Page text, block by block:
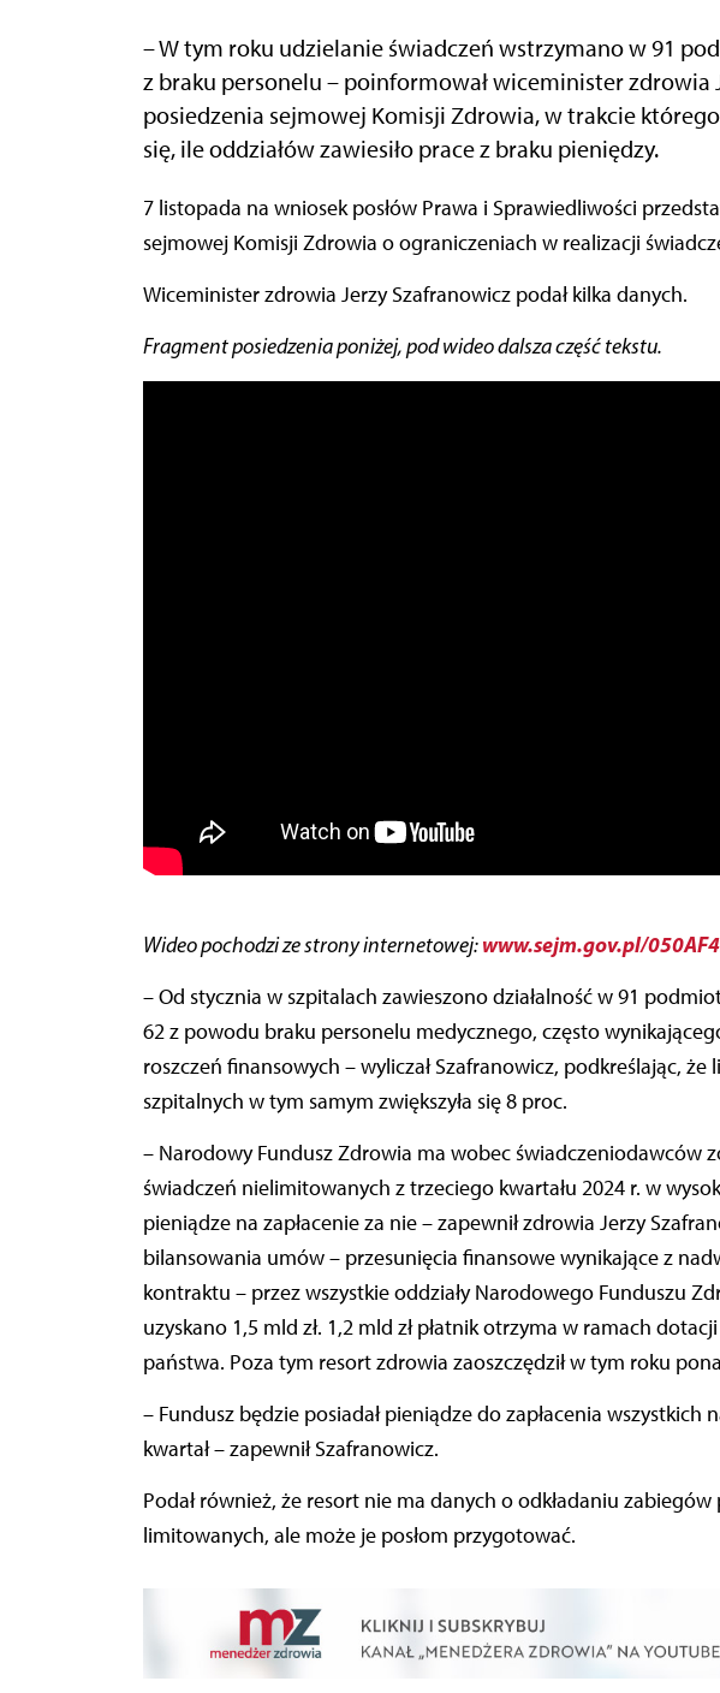
– W tym roku udzielanie świadczeń wstrzymano w 91
z braku personelu – poinformował wiceminister zdrowia
posiedzenia sejmowej Komisji Zdrowia, w trakcie
się, ile oddziałów zawiesiło prace z braku pieniędzy.
7 listopada na wniosek posłów Prawa i Sprawiedliwości przedstawiciel resortu zdrowia mówił
sejmowej Komisji Zdrowia o ograniczeniach w realizacji
Wiceminister zdrowia Jerzy Szafranowicz podał kilka danych.
Fragment posiedzenia poniżej, pod wideo dalsza część tekstu.
Wideo pochodzi ze strony internetowej:www.sejm.gov.pl/
– Od stycznia w szpitalach zawieszono działalność w 91
62 z powodu braku personelu medycznego, często
roszczeń finansowych – wyliczał Szafranowicz, podkreślając,
szpitalnych w tym samym zwiększyła się 8 proc.
– Narodowy Fundusz Zdrowia ma wobec świadczeniodawców
świadczeń nielimitowanych z trzeciego kwartału 2024 r. w
pieniądze na zapłacenie za nie – zapewnił zdrowia Jerzy
bilansowania umów – przesunięcia finansowe wynikające z
kontraktu – przez wszystkie oddziały Narodowego Funduszu
uzyskano 1,5 mld zł. 1,2 mld zł płatnik otrzyma w ramach
państwa. Poza tym resort zdrowia zaoszczędził w tym roku
– Fundusz będzie posiadał pieniądze do zapłacenia
kwartał – zapewnił Szafranowicz.
Podał również, że resort nie ma danych o odkładaniu
limitowanych, ale może je posłom przygotować.